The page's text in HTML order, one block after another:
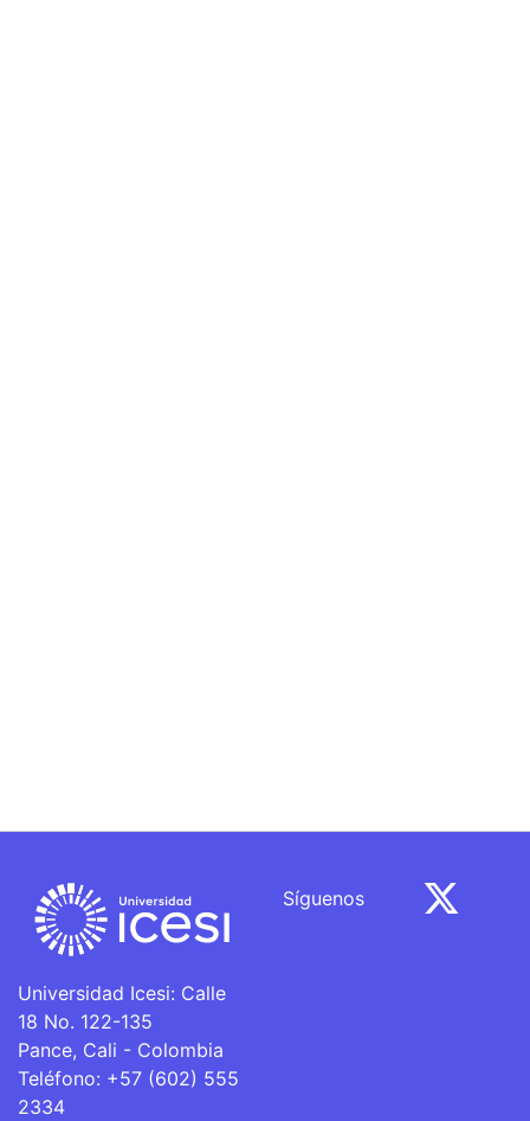
Universidad Icesi: Calle
18 No. 122-135
Pance, Cali - Colombia
Teléfono: +57 (602) 555
2334
Síguenos